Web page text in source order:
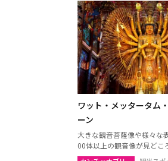
ワット・メッタータム
ーン
大きな観音菩薩像や様々な
00体以上の観音像が見どこ